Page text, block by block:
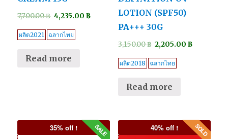
7,700.00฿ 4,235.00 ฿
ผลิต2021 ฉลากไทย
Read more
LOTION (SPF50)
PA+++ 30G
3,150.00฿ 2,205.00฿
ผลิต2018 ฉลากไทย
Read more
35% off ! 40% off !